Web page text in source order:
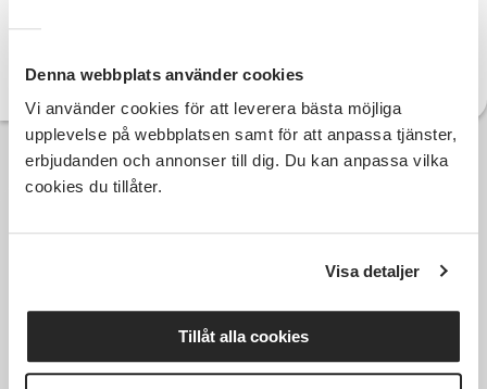
Denna webbplats använder cookies
Vi använder cookies för att leverera bästa möjliga
upplevelse på webbplatsen samt för att anpassa tjänster,
erbjudanden och annonser till dig. Du kan anpassa vilka
cookies du tillåter.
Visa detaljer
Tillåt alla cookies